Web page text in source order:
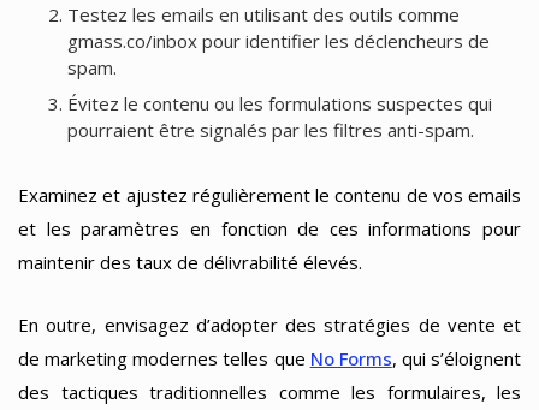
Testez les emails en utilisant des outils comme
gmass.co/inbox pour identifier les déclencheurs de
spam.
Évitez le contenu ou les formulations suspectes qui
pourraient être signalés par les filtres anti-spam.
Examinez et ajustez régulièrement le contenu de vos emails
et les paramètres en fonction de ces informations pour
maintenir des taux de délivrabilité élevés.
En outre, envisagez d’adopter des stratégies de vente et
de marketing modernes telles que No Forms, qui s’éloignent
des tactiques traditionnelles comme les formulaires, les